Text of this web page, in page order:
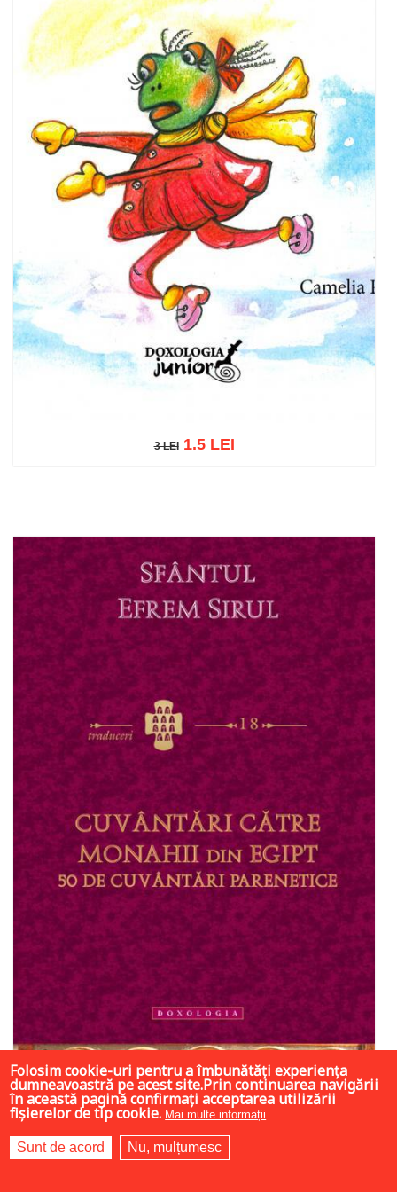
3 LEI
3 LEI1.5 LEI
43 LEI
Folosim cookie-uri pentru a îmbunătăți experiența
dumneavoastră pe acest site.Prin continuarea navigării
în această pagină confirmați acceptarea utilizării
fișierelor de tip cookie. Mai multe informații
Sunt de acord Nu, mulțumesc